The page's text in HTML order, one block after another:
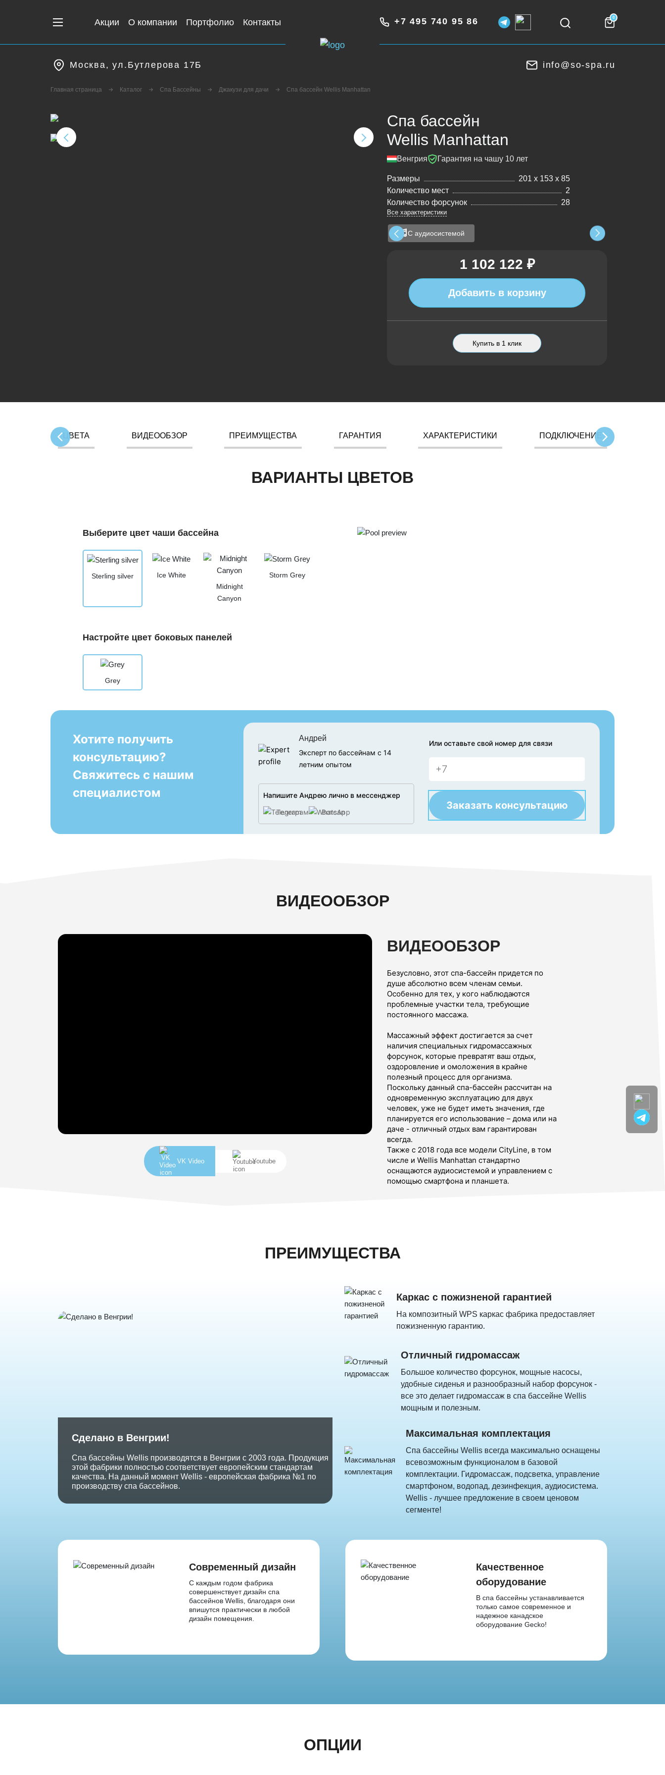
Акции О компании Портфолио Контакты +7 495 740 95 86 0
Москва, ул.Бутлерова 17Б info@so-spa.ru
Главная страница Каталог Спа Бассейны Джакузи для дачи Спа бассейн Wellis Manhattan
Спа бассейн
Wellis Manhattan
Венгрия Гарантия на чашу 10 лет
Размеры
201 х 153 х 85
Количество мест
2
Количество форсунок
28
Все характеристики
С аудиосистемой
1 102 122 ₽
Добавить в корзину
Купить в 1 клик
ЦВЕТА ВИДЕООБЗОР ПРЕИМУЩЕСТВА ГАРАНТИЯ ХАРАКТЕРИСТИКИ ПОДКЛЮЧЕНИЕ
ВАРИАНТЫ ЦВЕТОВ
Выберите цвет чаши бассейна
Sterling silver
Ice White
Midnight
Canyon
Storm Grey
Настройте цвет боковых панелей
Grey
Хотите получить
консультацию?
Свяжитесь с нашим
специалистом
Андрей
Эксперт по бассейнам с 14
летним опытом
Напишите Андрею лично в мессенджер
Телеграм
Вотсап
Или оставьте свой номер для связи
Заказать консультацию
ВИДЕООБЗОР
VK Video Youtube
ВИДЕООБЗОР
Безусловно, этот спа-бассейн придется по
душе абсолютно всем членам семьи.
Особенно для тех, у кого наблюдаются
проблемные участки тела, требующие
постоянного массажа.
Массажный эффект достигается за счет
наличия специальных гидромассажных
форсунок, которые превратят ваш отдых,
оздоровление и омоложения в крайне
полезный процесс для организма.
Поскольку данный спа-бассейн рассчитан на
одновременную эксплуатацию для двух
человек, уже не будет иметь значения, где
планируется его использование – дома или на
даче - отличный отдых вам гарантирован
всегда.
Также с 2018 года все модели CityLine, в том
числе и Wellis Manhattan стандартно
оснащаются аудиосистемой и управлением с
помощью смартфона и планшета.
ПРЕИМУЩЕСТВА
Сделано в Венгрии!
Спа бассейны Wellis производятся в Венгрии с 2003 года. Продукция
этой фабрики полностью соответствует европейским стандартам
качества. На данный момент Wellis - европейская фабрика №1 по
производству спа бассейнов.
Каркас с пожизненой гарантией
На композитный WPS каркас фабрика предоставляет
пожизненную гарантию.
Отличный гидромассаж
Большое количество форсунок, мощные насосы,
удобные сиденья и разнообразный набор форсунок -
все это делает гидромассаж в спа бассейне Wellis
мощным и полезным.
Максимальная комплектация
Спа бассейны Wellis всегда максимально оснащены
всевозможным функционалом в базовой
комплектации. Гидромассаж, подсветка, управление
смартфоном, водопад, дезинфекция, аудиосистема.
Wellis - лучшее предложение в своем ценовом
сегменте!
Современный дизайн
С каждым годом фабрика
совершенствует дизайн спа
бассейнов Wellis, благодаря они
впишутся практически в любой
дизайн помещения.
Качественное
оборудование
В спа бассейны устанавливается
только самое современное и
надежное канадское
оборудование Gecko!
ОПЦИИ